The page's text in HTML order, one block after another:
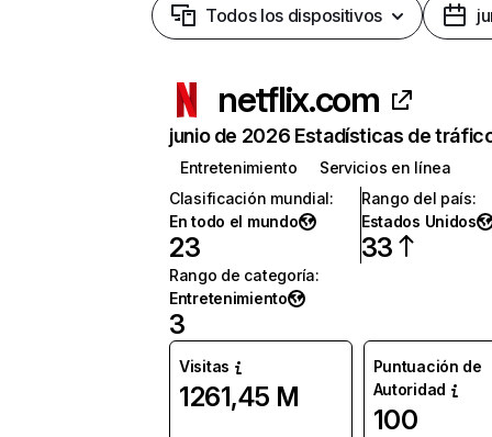
Todos los dispositivos
netflix.com
junio de 2026 Estadísticas de
Entretenimiento
Servicios en línea
Clasificación mundial:
En todo el mundo
23
Rango del país:
Estados Unidos
33
Rango de categoría:
Entretenimiento
3
Visitas
1261,45 M
Puntuación de
Autoridad
100